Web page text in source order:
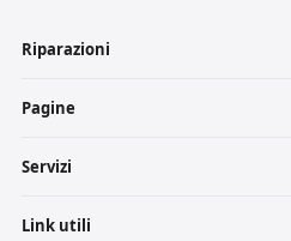
Riparazioni
Pagine
Servizi
Link utili